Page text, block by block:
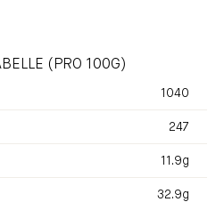
(PRO 100G)
1040
247
11.9g
32.9g